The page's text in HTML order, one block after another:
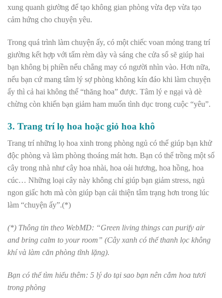
xung quanh giường để tạo không gian phòng vừa đẹp vừa tạo
cảm hứng cho chuyện yêu.
Trong quá trình làm chuyện ấy, có một chiếc voan mỏng trang trí
giường kết hợp với tấm rèm dày và sáng che cửa sổ sẽ giúp hai
bạn không bị phiền nếu chẳng may có người nhìn vào. Hơn nữa,
nếu bạn cứ mang tâm lý sợ phòng không kín đáo khi làm chuyện
ấy thì cả hai không thể “thăng hoa” được. Tâm lý e ngại và dè
chừng còn khiến bạn giảm ham muốn tình dục trong cuộc “yêu”.
3. Trang trí lọ hoa hoặc giỏ hoa khô
Trang trí những lọ hoa xinh trong phòng ngủ có thể giúp bạn khử
độc phòng và làm phòng thoáng mát hơn. Bạn có thể trồng một số
cây trong nhà như cây hoa nhài, hoa oải hương, hoa hồng, hoa
cúc… Những loại cây này không chỉ giúp bạn giảm stress, ngủ
ngon giấc hơn mà còn giúp bạn cải thiện tâm trạng hơn trong lúc
làm “chuyện ấy”.(*)
(*) Thông tin theo WebMD: “Green living things can purify air
and bring calm to your room” (Cây xanh có thể thanh lọc không
khí và làm căn phòng tĩnh lặng).
Bạn có thể tìm hiểu thêm: 5 lý do tại sao bạn nên cắm hoa tươi
trong phòng